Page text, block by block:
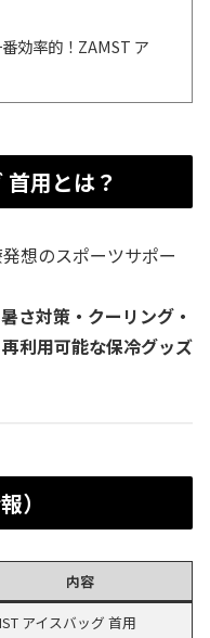
効率的！ZAMST ア
用とは？
想のスポーツサポー
暑さ対策・クーリング・
再利用可能な保冷グッズ
）
内容
アイスバッグ 首用